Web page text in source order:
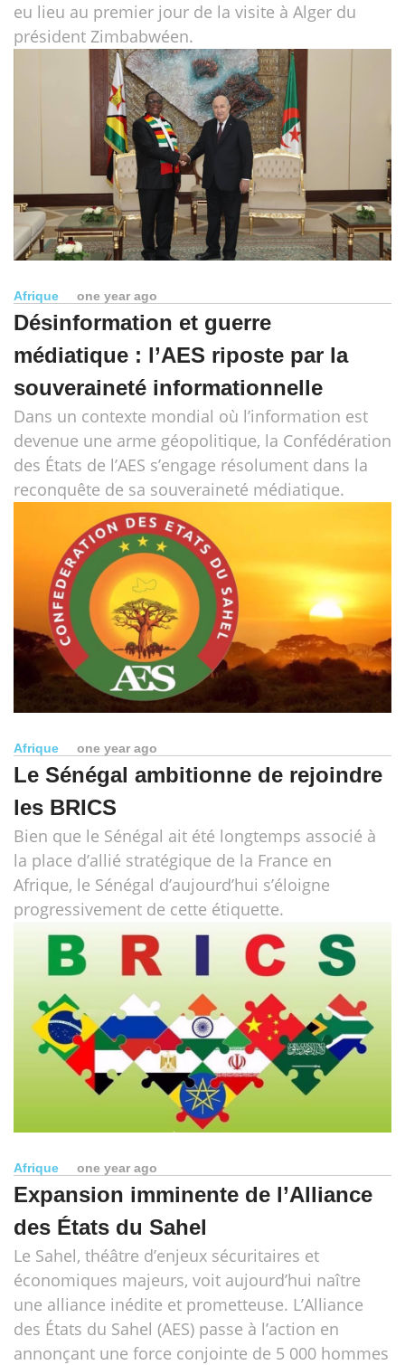
eu lieu au premier jour de la visite à Alger du
président Zimbabwéen.
Afrique one year ago
Désinformation et guerre
médiatique : l’AES riposte par la
souveraineté informationnelle
Dans un contexte mondial où l’information est
devenue une arme géopolitique, la Confédération
des États de l’AES s’engage résolument dans la
reconquête de sa souveraineté médiatique.
Afrique one year ago
Le Sénégal ambitionne de rejoindre
les BRICS
Bien que le Sénégal ait été longtemps associé à
la place d’allié stratégique de la France en
Afrique, le Sénégal d’aujourd’hui s’éloigne
progressivement de cette étiquette.
Afrique one year ago
Expansion imminente de l’Alliance
des États du Sahel
Le Sahel, théâtre d’enjeux sécuritaires et
économiques majeurs, voit aujourd’hui naître
une alliance inédite et prometteuse. L’Alliance
des États du Sahel (AES) passe à l’action en
annonçant une force conjointe de 5 000 hommes